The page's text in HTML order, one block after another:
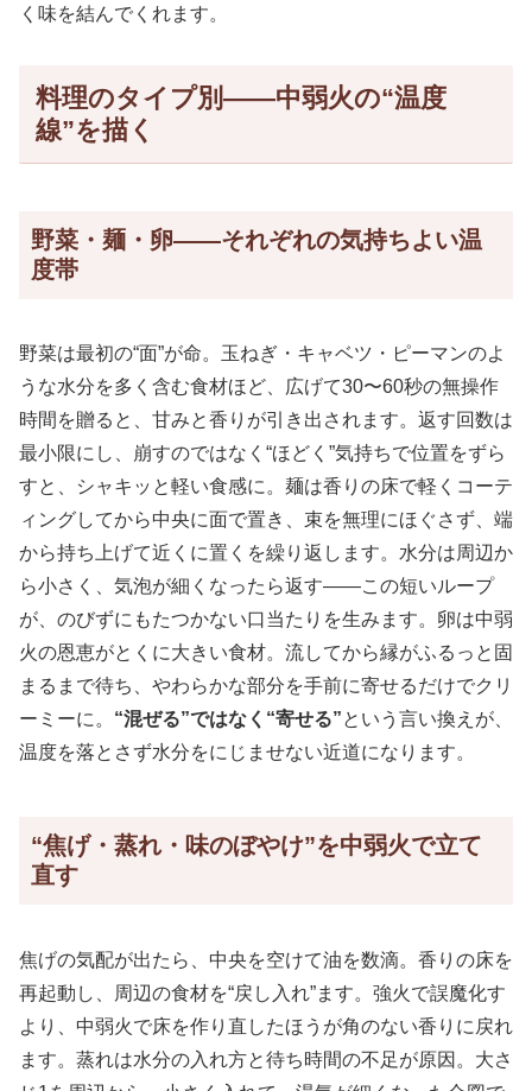
く味を結んでくれます。
料理のタイプ別——中弱火の“温度
線”を描く
野菜・麺・卵——それぞれの気持ちよい温
度帯
野菜は最初の“面”が命。玉ねぎ・キャベツ・ピーマンのよ
うな水分を多く含む食材ほど、広げて30〜60秒の無操作
時間を贈ると、甘みと香りが引き出されます。返す回数は
最小限にし、崩すのではなく“ほどく”気持ちで位置をずら
すと、シャキッと軽い食感に。麺は香りの床で軽くコーテ
ィングしてから中央に面で置き、束を無理にほぐさず、端
から持ち上げて近くに置くを繰り返します。水分は周辺か
ら小さく、気泡が細くなったら返す——この短いループ
が、のびずにもたつかない口当たりを生みます。卵は中弱
火の恩恵がとくに大きい食材。流してから縁がふるっと固
まるまで待ち、やわらかな部分を手前に寄せるだけでクリ
ーミーに。 “混ぜる”ではなく“寄せる”という言い換えが、
温度を落とさず水分をにじませない近道になります。
“焦げ・蒸れ・味のぼやけ”を中弱火で立て
直す
焦げの気配が出たら、中央を空けて油を数滴。香りの床を
再起動し、周辺の食材を“戻し入れ”ます。強火で誤魔化す
より、中弱火で床を作り直したほうが角のない香りに戻れ
ます。蒸れは水分の入れ方と待ち時間の不足が原因。大さ